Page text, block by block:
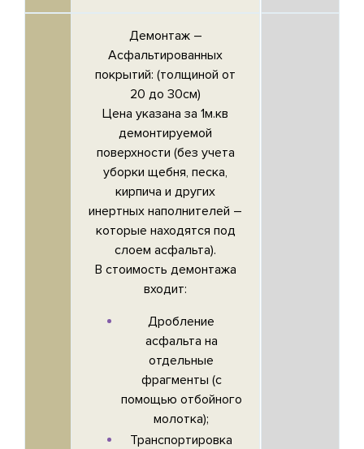
Демонтаж –
Асфальтированных
покрытий: (толщиной от
20 до 30см)
Цена указана за 1м.кв
демонтируемой
поверхности (без учета
уборки щебня, песка,
кирпича и других
инертных наполнителей –
которые находятся под
слоем асфальта).
В стоимость демонтажа
входит:
Дробление
асфальта на
отдельные
фрагменты (с
помощью отбойного
молотка);
Транспортировка